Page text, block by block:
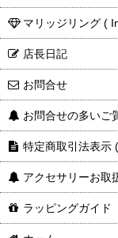
マリッジリング (
店長日記
お問合せ
お問合せの多い
特定商取引法表示
アクセサリーお取
ラッピングガイド